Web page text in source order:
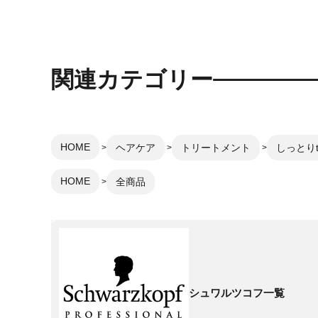
関連カテゴリー
HOME ヘアケア トリートメント しっとり
HOME 全商品
シュワルツコフ一覧